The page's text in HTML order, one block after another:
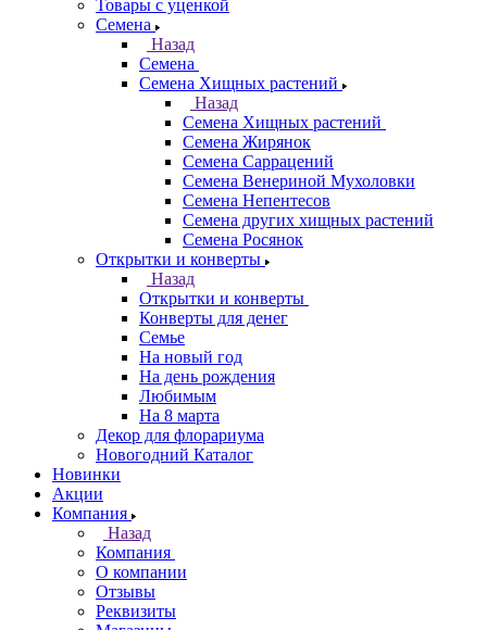
Товары с уценкой
Семена
Назад
Семена
Семена Хищных растений
Назад
Семена Хищных растений
Семена Жирянок
Семена Саррацений
Семена Венериной Мухоловки
Семена Непентесов
Семена других хищных растений
Семена Росянок
Открытки и конверты
Назад
Открытки и конверты
Конверты для денег
Семье
На новый год
На день рождения
Любимым
На 8 марта
Декор для флорариума
Новогодний Каталог
Новинки
Акции
Компания
Назад
Компания
О компании
Отзывы
Реквизиты